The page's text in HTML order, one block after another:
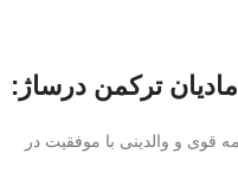
ترکمن درساژ:
قوی و والدینی با موفقیت در